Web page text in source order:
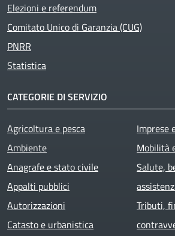
Elezioni e referendum
Comitato Unico di Garanzia (CUG)
PNRR
Statistica
CATEGORIE DI SERVIZIO
Agricoltura e pesca
Ambiente
Anagrafe e stato civile
Appalti pubblici
Autorizzazioni
Catasto e urbanistica
Imprese
Mobilità
Salute,
Tributi,